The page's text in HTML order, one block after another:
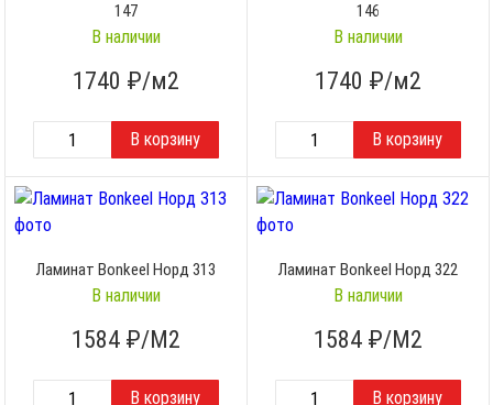
147
В наличии
1740 ₽/м2
146
В наличии
1740 ₽/м2
Ламинат Bonkeel Норд 313
В наличии
1584 ₽/М2
Ламинат Bonkeel Норд 322
В наличии
1584 ₽/М2